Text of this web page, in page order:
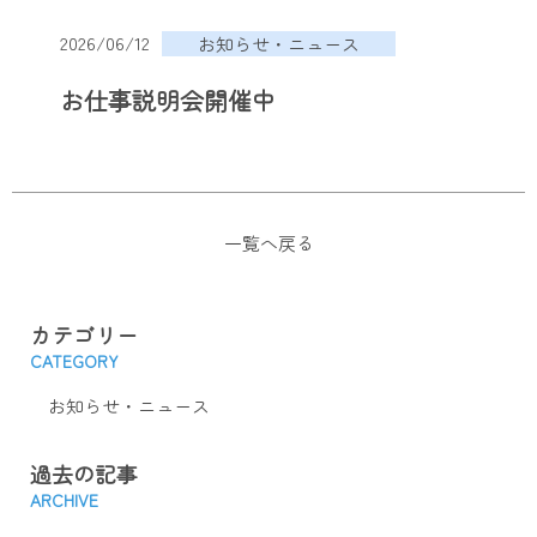
2026/06/12 お知らせ・ニュース
お仕事説明会開催中
一覧へ戻る
カテゴリー
CATEGORY
お知らせ・ニュース
過去の記事
ARCHIVE